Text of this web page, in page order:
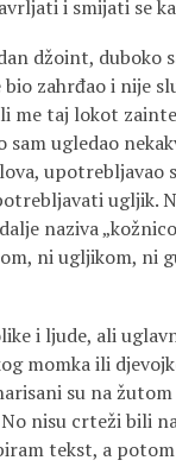
i smijati se
džoint,
zahrđao i nije
me taj lokot
ugledao
upotrebljavao
ugljik.
naziva
ni ugljikom, ni
i ljude, ali
momka ili
su na
nisu crteži bili
tekst, a